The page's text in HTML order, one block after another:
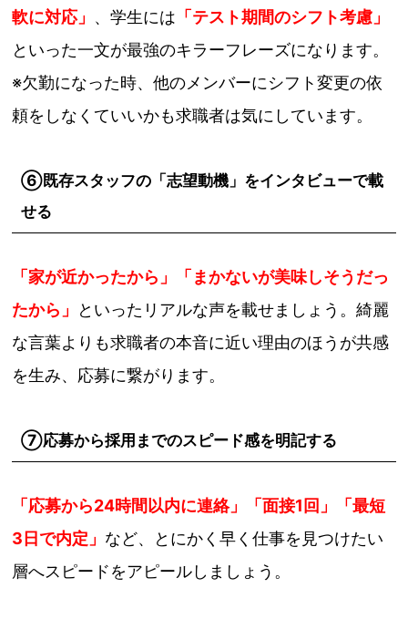
軟に対応」 、学生には 「テスト期間のシフト考慮」
といった一文が最強のキラーフレーズになります。
※欠勤になった時、他のメンバーにシフト変更の依
頼をしなくていいかも求職者は気にしています。
⑥既存スタッフの「志望動機」をインタビューで載
せる
「家が近かったから」「まかないが美味しそうだっ
たから」
といったリアルな声を載せましょう。綺麗
な言葉よりも求職者の本音に近い理由のほうが共感
を生み、応募に繋がります。
⑦応募から採用までのスピード感を明記する
「応募から24時間以内に連絡」「面接1回」「最短
3日で内定」 など、とにかく早く仕事を見つけたい
層へスピードをアピールしましょう。